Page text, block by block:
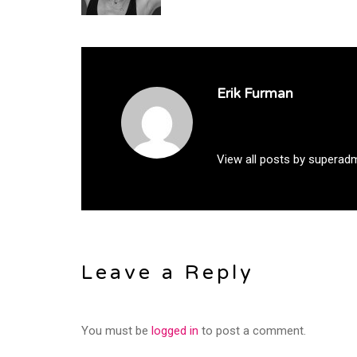
Erik Furman
View all posts by
Leave a Reply
You must be logged in to post a comment.